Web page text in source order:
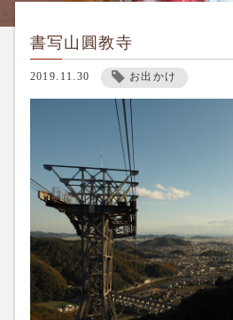
書写山圓教寺
2019.11.30 お出かけ